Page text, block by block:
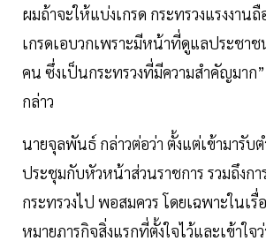
ผมถ้าจะให้แบ่งเกรด กระทรวงแรงงาน
เกรดเอบวกเพราะมีหน้าที่ดูแลประชา
คน ซึ่งเป็นกระทรวงที่มีความสำคัญมาก
กล่าว
นายจุลพันธ์ กล่าวต่อว่า ตั้งแต่เข้ามารับ
ประชุมกับหัวหน้าส่วนราชการ รวมถึงก
กระทรวงไป พอสมควร โดยเฉพาะในเรื่
หมายภารกิจสิ่งแรกที่ตั้งใจไว้และเข้าใจ